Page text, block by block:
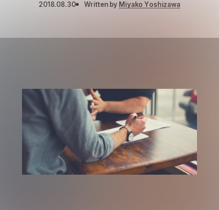
2018.08.30 Written by Miyako Yoshizawa